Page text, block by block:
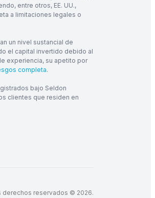
entre otros, EE. UU.,
a limitaciones legales o
un nivel sustancial de
el capital invertido debido al
experiencia, su apetito por
completa.
bajo Seldon
clientes que residen en
derechos reservados © 2026.